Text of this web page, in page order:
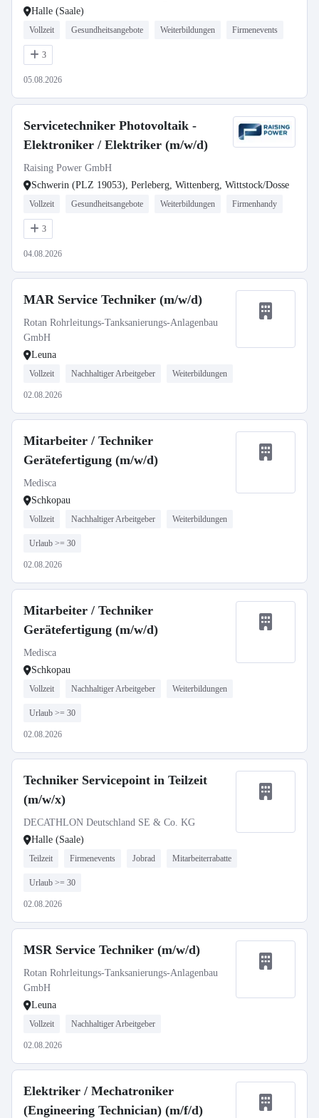
Halle (Saale)
Vollzeit Gesundheitsangebote Weiterbildungen Firmenevents
3
05.08.2026
Servicetechniker Photovoltaik -
Elektroniker / Elektriker (m/w/d)
Raising Power GmbH
Schwerin (PLZ 19053), Perleberg, Wittenberg, Wittstock/Dosse
Vollzeit Gesundheitsangebote Weiterbildungen Firmenhandy
3
04.08.2026
MAR Service Techniker (m/w/d)
Rotan Rohrleitungs-Tanksanierungs-Anlagenbau
GmbH
Leuna
Vollzeit Nachhaltiger Arbeitgeber Weiterbildungen
02.08.2026
Mitarbeiter / Techniker
Gerätefertigung (m/w/d)
Medisca
Schkopau
Vollzeit Nachhaltiger Arbeitgeber Weiterbildungen
Urlaub >= 30
02.08.2026
Mitarbeiter / Techniker
Gerätefertigung (m/w/d)
Medisca
Schkopau
Vollzeit Nachhaltiger Arbeitgeber Weiterbildungen
Urlaub >= 30
02.08.2026
Techniker Servicepoint in Teilzeit
(m/w/x)
DECATHLON Deutschland SE & Co. KG
Halle (Saale)
Teilzeit Firmenevents Jobrad Mitarbeiterrabatte
Urlaub >= 30
02.08.2026
MSR Service Techniker (m/w/d)
Rotan Rohrleitungs-Tanksanierungs-Anlagenbau
GmbH
Leuna
Vollzeit Nachhaltiger Arbeitgeber
02.08.2026
Elektriker / Mechatroniker
(Engineering Technician) (m/f/d)